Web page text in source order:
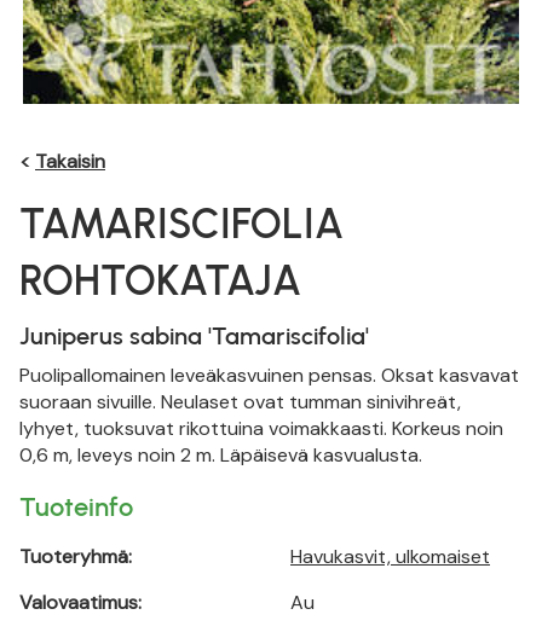
< Takaisin
TAMARISCIFOLIA
ROHTOKATAJA
Juniperus sabina 'Tamariscifolia'
Puolipallomainen leveäkasvuinen pensas. Oksat kasvavat
suoraan sivuille. Neulaset ovat tumman sinivihreät,
lyhyet, tuoksuvat rikottuina voimakkaasti. Korkeus noin
0,6 m, leveys noin 2 m. Läpäisevä kasvualusta.
Tuoteinfo
Tuoteryhmä:
Valovaatimus:
Havukasvit, ulkomaiset
Au